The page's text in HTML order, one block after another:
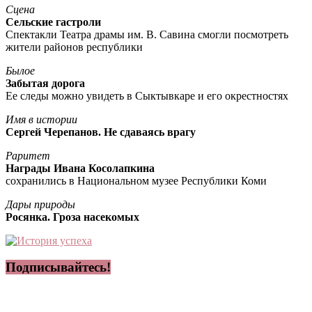
Сцена
Сельские гастроли
Спектакли Театра драмы им. В. Савина смогли посмотреть
жители районов республики
Былое
Забытая дорога
Ее следы можно увидеть в Сыктывкаре и его окрестностях
Имя в истории
Сергей Черепанов. Не сдаваясь врагу
Раритет
Награды Ивана Косолапкина
сохранились в Национальном музее Республики Коми
Дары природы
Росянка. Гроза насекомых
Подписывайтесь!